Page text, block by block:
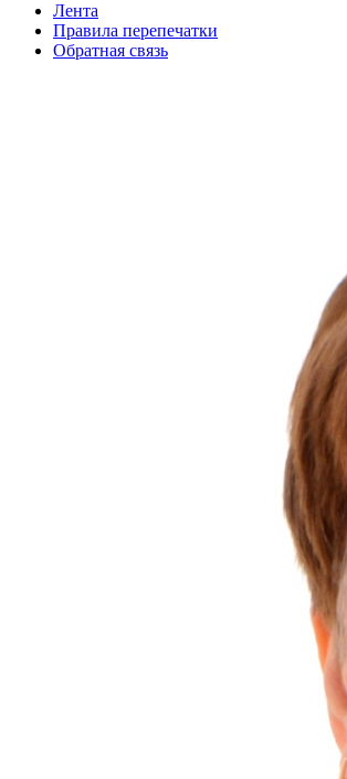
Лента
Правила перепечатки
Обратная связь